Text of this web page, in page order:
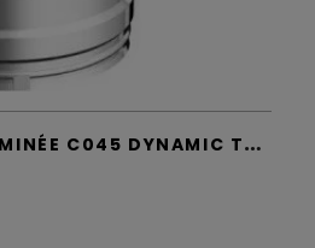
C
ONDUIT DE CHEMINÉE C045 DYNAMIC TWO - APROS